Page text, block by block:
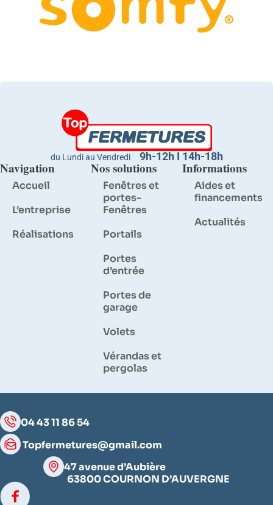
du Lundi au Vendredi 9h-12h I 14h-18h
Navigation
Accueil
L’entreprise
Réalisations
Nos solutions
Fenêtres et
portes-
Fenêtres
Portails
Portes
d’entrée
Portes de
garage
Volets
Vérandas et
pergolas
Informations
Aides et
financements
Actualités
04 43 11 86 54
Topfermetures@gmail.com
47 avenue d’Aubière
63800 COURNON D’AUVERGNE